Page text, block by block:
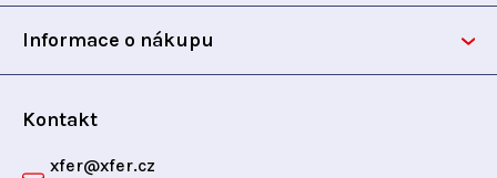
Informace o nákupu
Kontakt
xfer@xfer.cz